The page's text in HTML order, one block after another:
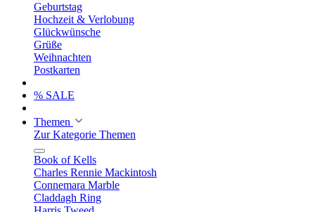
Geburtstag
Hochzeit & Verlobung
Glückwünsche
Grüße
Weihnachten
Postkarten
% SALE
Themen
Zur Kategorie Themen
Book of Kells
Charles Rennie Mackintosh
Connemara Marble
Claddagh Ring